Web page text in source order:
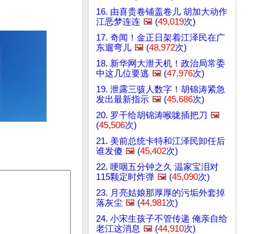
16. 由喜贵卷铺盖卷儿 胡加大动作
江恶梦连连 🖼️ (49,019次)
17. 奇闻！金正日架着江泽民在广
东遛弯儿 🖼️ (48,972次)
18. 新华网大泄天机！政治局常委
中这几位要逃 🖼️ (47,976次)
19. 泄露三骇人数字！胡锦涛紧急
发出最新指示 🖼️ (45,686次)
20. 罗干给胡锦涛喉咙插把刀 🖼️
(45,506次)
21. 美前总统卡特和江泽民卸任后
谁发傻 🖼️ (45,402次)
22. 哽咽五分钟之久 温家宝泪对
115颗定时炸弹 🖼️ (45,090次)
23. 月亮姑娘那厚厚的污垢外套掉
落灰尘 🖼️ (44,981次)
24. 小宋生孩子不管传递 俺亲自给
老江这消息 🖼️ (44,910次)